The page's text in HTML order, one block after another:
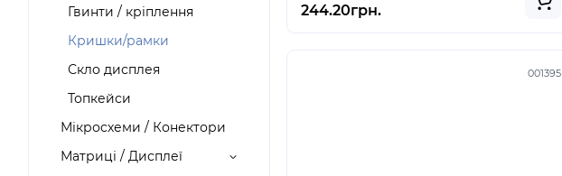
Гвинти / кріплення
Кришки/рамки
Скло дисплея
Топкейси
Мікросхеми / Конектори
Матриці / Дисплеї
244.20грн.
001395